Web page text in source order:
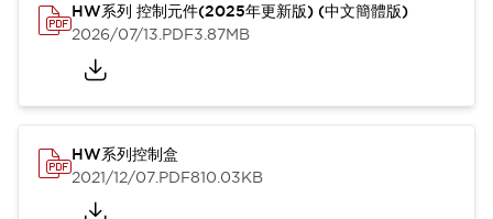
HW系列 控制元件(2025年更新版) (中文簡體版)
2026/07/13.PDF3.87MB
HW系列控制盒
2021/12/07.PDF810.03KB